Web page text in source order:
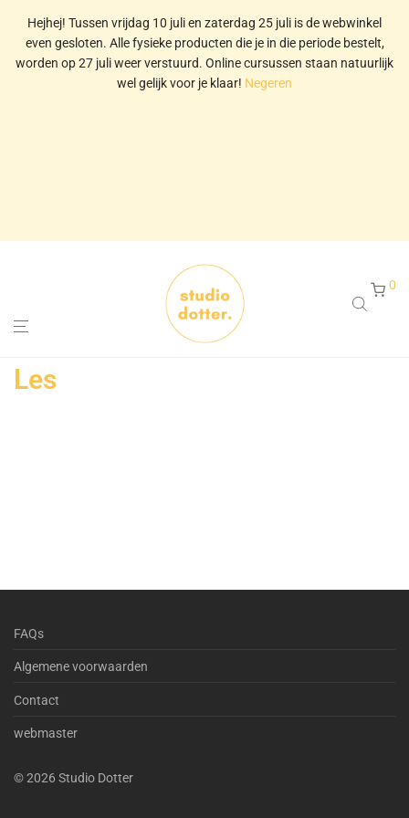
Hejhej! Tussen vrijdag 10 juli en zaterdag 25 juli is de webwinkel
even gesloten. Alle fysieke producten die je in die periode bestelt,
worden op 27 juli weer verstuurd. Online cursussen staan natuurlijk
wel gelijk voor je klaar! Negeren
0
Les
FAQs
Algemene voorwaarden
Contact
webmaster
©2026 Studio Dotter